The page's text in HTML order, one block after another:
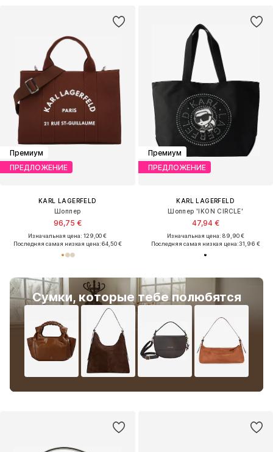
Премиум
ПРЕДЛОЖЕНИЕ
KARL LAGERFELD
Шоппер
96,75 €
Изначальная цена: 129,00 €
Последняя самая низкая цена:64,50 €
Сумки, которые тебе полюбятся
Премиум
ПРЕДЛОЖЕНИЕ
KARL LAGERFELD
Шоппер 'IKON CIRCLE'
47,94 €
Изначальная цена: 89,90 €
Последняя самая низкая цена:31,96 €